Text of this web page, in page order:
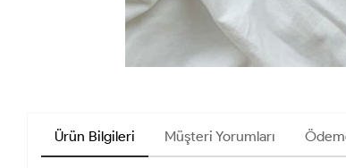
Ürün Bilgileri Müşteri Yorumları